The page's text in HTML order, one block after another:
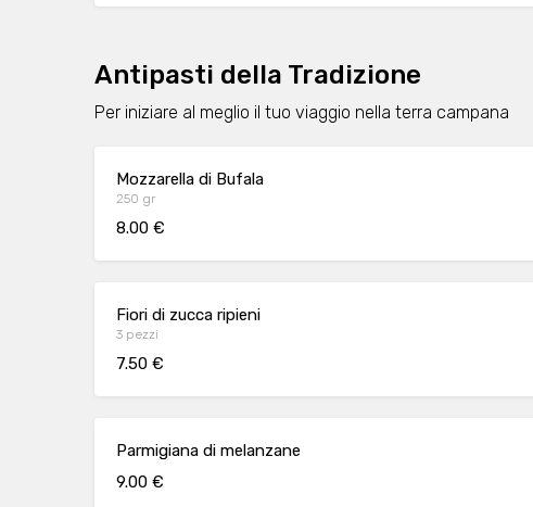
Antipasti della Tradizione
Per iniziare al meglio il tuo viaggio nella terra campana
Mozzarella di Bufala
250 gr
8.00 €
Fiori di zucca ripieni
3 pezzi
7.50 €
Parmigiana di melanzane
9.00 €